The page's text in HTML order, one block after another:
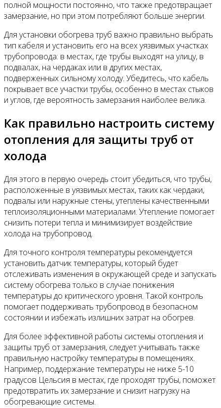
полной мощности постоянно, что также предотвращает
замерзание, но при этом потребляют больше энергии.
Для установки обогрева труб важно правильно выбрать
тип кабеля и установить его на всех уязвимых участках
трубопровода: в местах, где трубы выходят на улицу, в
подвалах, на чердаках или в других местах,
подверженных сильному холоду. Убедитесь, что кабель
покрывает все участки трубы, особенно в местах стыков
и углов, где вероятность замерзания наиболее велика.
Как правильно настроить систему
отопления для защиты труб от
холода
Для этого в первую очередь стоит убедиться, что трубы,
расположенные в уязвимых местах, таких как чердаки,
подвалы или наружные стены, утеплены качественными
теплоизоляционными материалами. Утепление помогает
снизить потери тепла и минимизирует воздействие
холода на трубопровод.
Для точного контроля температуры рекомендуется
установить датчик температуры, который будет
отслеживать изменения в окружающей среде и запускать
систему обогрева только в случае понижения
температуры до критического уровня. Такой контроль
помогает поддерживать трубопровод в безопасном
состоянии и избежать излишних затрат на обогрев.
Для более эффективной работы системы отопления и
защиты труб от замерзания, следует учитывать также
правильную настройку температуры в помещениях.
Например, поддержание температуры не ниже 5-10
градусов Цельсия в местах, где проходят трубы, поможет
предотвратить их замерзание и снизит нагрузку на
обогревающие системы.